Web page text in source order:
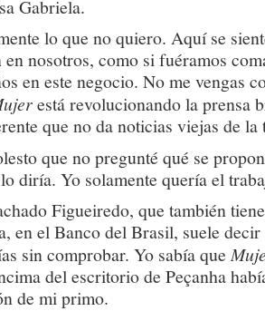
Gabriela.
lo que no quiero. Aquí se
nosotros, como si fuéramos
en este negocio. No me vengas
está revolucionando la prensa
que no da noticias viejas de la
que no pregunté qué se
diría. Yo solamente quería el
Figueiredo, que también
en el Banco del Brasil, suele decir
sin comprobar. Yo sabía que
del escritorio de Peçanha
de mi primo.